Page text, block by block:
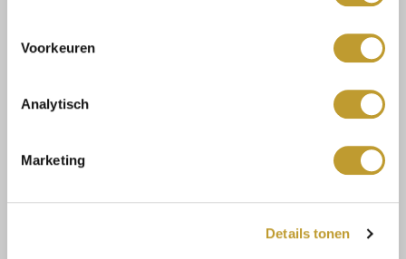
Voorkeuren
Analytisch
Marketing
Details tonen
Dhanee silk blazer sage green
Halslijn: blazer kraag